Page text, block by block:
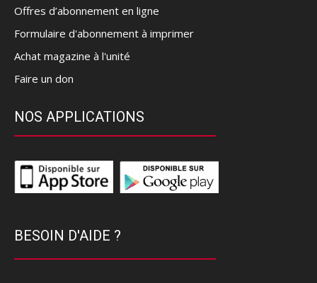
Offres d’abonnement en ligne
Formulaire d'abonnement à imprimer
Achat magazine à l'unité
Faire un don
NOS APPLICATIONS
BESOIN D'AIDE ?